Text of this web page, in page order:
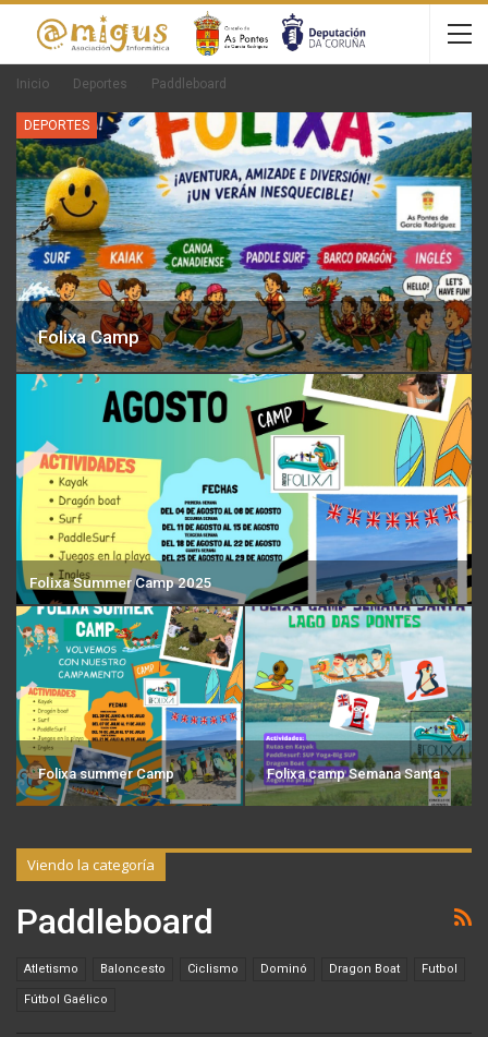
Inicio Deportes Paddleboard
DEPORTES
Folixa Camp
Folixa Summer Camp 2025
Folixa summer Camp Folixa camp Semana Santa
Viendo la categoría
Paddleboard
Atletismo Baloncesto Ciclismo Dominó Dragon Boat Futbol
Fútbol Gaélico